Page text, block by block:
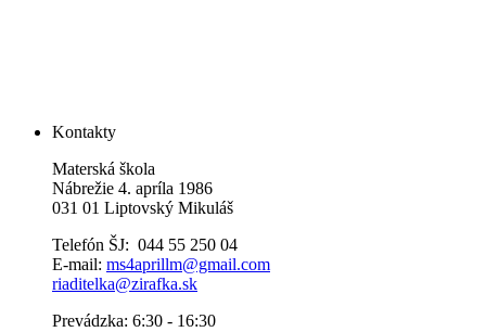
Kontakty
Materská škola
Nábrežie 4. apríla 1986
031 01 Liptovský Mikuláš
Telefón ŠJ: 044 55 250 04
E-mail: ms4aprillm@gmail.com
riaditelka@zirafka.sk
Prevádzka: 6:30 - 16:30